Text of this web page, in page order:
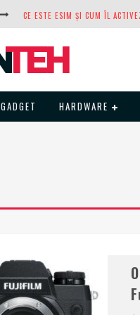
DUPĂ ANI DE REFUZURI,
GADGET HARDWARE